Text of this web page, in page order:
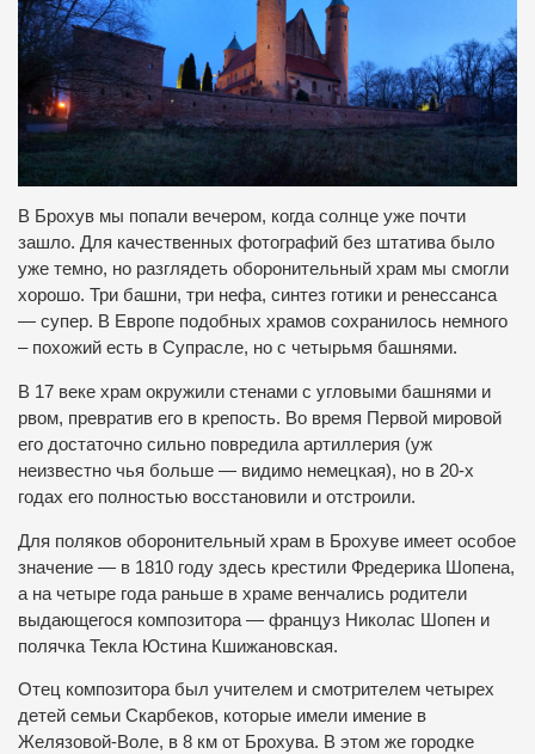
В Брохув мы попали вечером, когда солнце уже почти
зашло. Для качественных фотографий без штатива было
уже темно, но разглядеть оборонительный храм мы смогли
хорошо. Три башни, три нефа, синтез готики и ренессанса
— супер. В Европе подобных храмов сохранилось немного
– похожий есть в Супрасле, но с четырьмя башнями.
В 17 веке храм окружили стенами с угловыми башнями и
рвом, превратив его в крепость. Во время Первой мировой
его достаточно сильно повредила артиллерия (уж
неизвестно чья больше — видимо немецкая), но в 20-х
годах его полностью восстановили и отстроили.
Для поляков оборонительный храм в Брохуве имеет особое
значение — в 1810 году здесь крестили Фредерика Шопена,
а на четыре года раньше в храме венчались родители
выдающегося композитора — француз Николас Шопен и
полячка Текла Юстина Кшижановская.
Отец композитора был учителем и смотрителем четырех
детей семьи Скарбеков, которые имели имение в
Желязовой-Воле, в 8 км от Брохува. В этом же городке